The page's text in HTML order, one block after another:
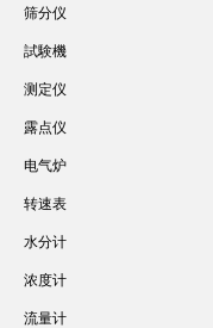
筛分仪
試験機
测定仪
露点仪
电气炉
转速表
水分计
浓度计
流量计